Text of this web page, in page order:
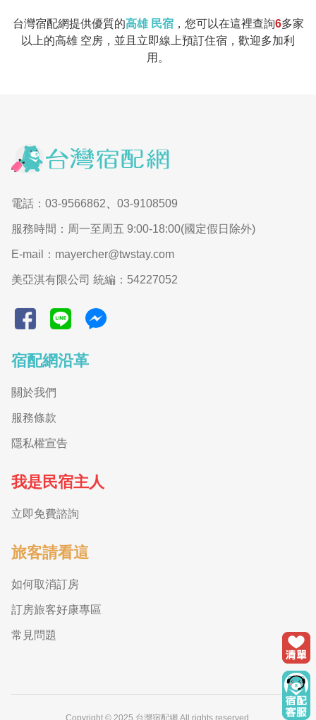
台灣宿配網提供優質的高雄 民宿，您可以在這裡查詢6多家
以上的高雄 空房，並且立即線上預訂住宿，歡迎多加利
用。
電話：03-9566862 03-9108509
服務時間：周一至周五 9:00-18:00(國定假日除外)
E-mail：mayercher@twstay.com
美亞淇有限公司 統編：54227052
宿配網沿革
關於我們
服務條款
隱私權宣告
我是民宿主人
立即免費諮詢
旅客請看這
如何取消訂房
訂房旅客好康專區
常見問題
Copyright © 2025 台灣宿配網 All rights reserved.